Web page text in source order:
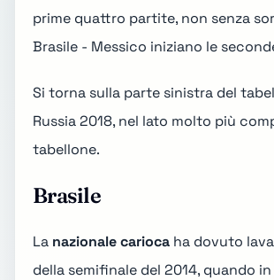
prime quattro partite, non senza
Brasile - Messico iniziano le
Si torna sulla parte sinistra del
Russia 2018, nel lato molto più
tabellone.
Brasile
La nazionale carioca ha dovuto
della semifinale del 2014, quando